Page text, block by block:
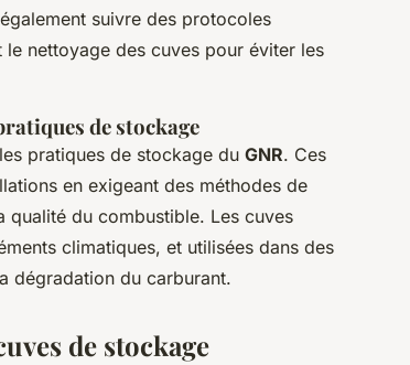
suivre des protocoles
nettoyage des cuves pour éviter les
de stockage
pratiques de stockage du GNR. Ces
en exigeant des méthodes de
qualité du combustible. Les cuves
climatiques, et utilisées dans des
dégradation du carburant.
de stockage